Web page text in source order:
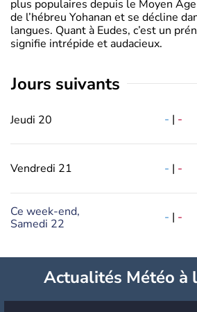
plus populaires depuis le Moyen
de l’hébreu Yohanan et se décline
langues. Quant à Eudes, c’est un
signifie intrépide et audacieux.
jours suivants
Jeudi 20 - | -
Vendredi 21 - | -
Ce week-end,
Samedi 22
- | -
Actualités Météo à